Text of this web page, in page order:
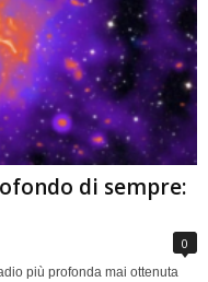
di sempre:
0
più profonda mai ottenuta